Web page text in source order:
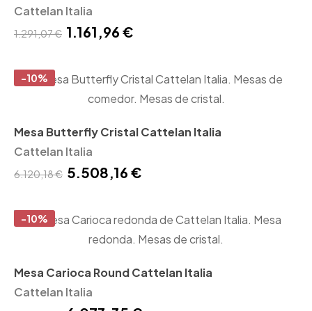
Cattelan Italia
1.291,07 € 1.161,96 €
-10%
Mesa Butterfly Cristal Cattelan Italia
Cattelan Italia
6.120,18 € 5.508,16 €
-10%
Mesa Carioca Round Cattelan Italia
Cattelan Italia